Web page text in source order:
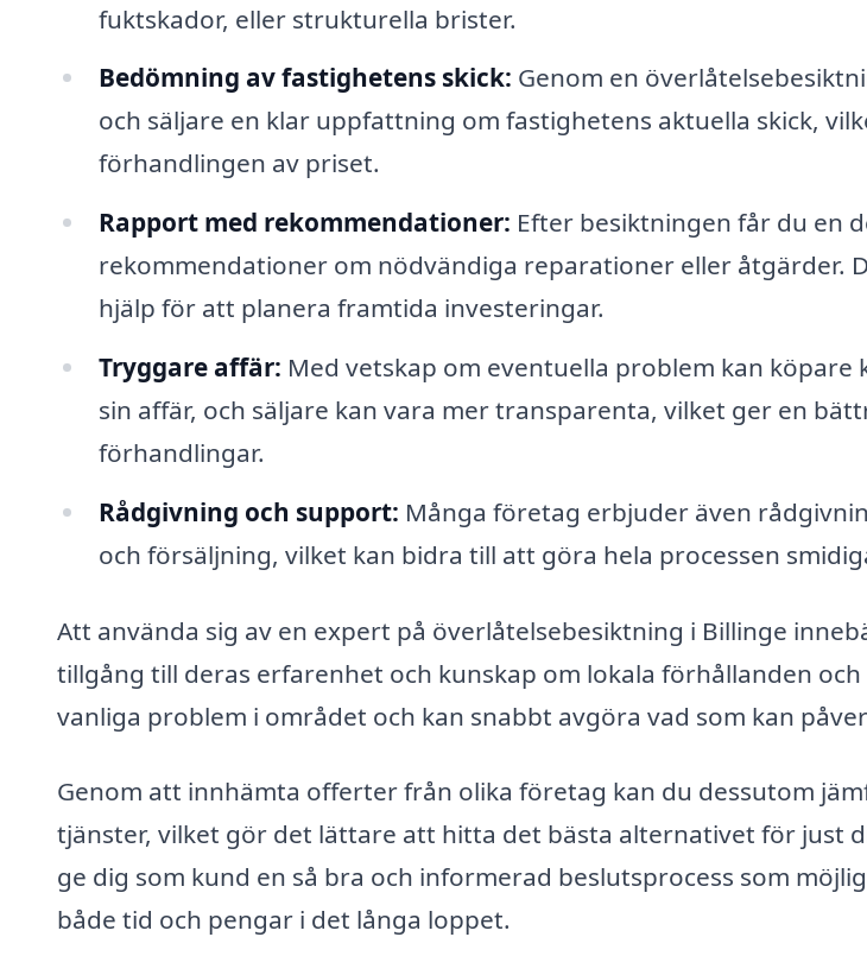
fuktskador, eller strukturella brister.
Bedömning av fastighetens skick: Genom en
och säljare en klar uppfattning om fastighetens aktuella skick,
förhandlingen av priset.
Rapport med rekommendationer: Efter besiktningen får du en
rekommendationer om nödvändiga reparationer eller åtgärder.
hjälp för att planera framtida investeringar.
Tryggare affär: Med vetskap om eventuella problem kan köpare
sin affär, och säljare kan vara mer transparenta, vilket ger en
förhandlingar.
Rådgivning och support: Många företag erbjuder även
och försäljning, vilket kan bidra till att göra hela processen
Att använda sig av en expert på överlåtelsebesiktning i Billinge
tillgång till deras erfarenhet och kunskap om lokala förhållanden
vanliga problem i området och kan snabbt avgöra vad som kan
Genom att innhämta offerter från olika företag kan du dessutom
tjänster, vilket gör det lättare att hitta det bästa alternativet för just
ge dig som kund en så bra och informerad beslutsprocess som
både tid och pengar i det långa loppet.